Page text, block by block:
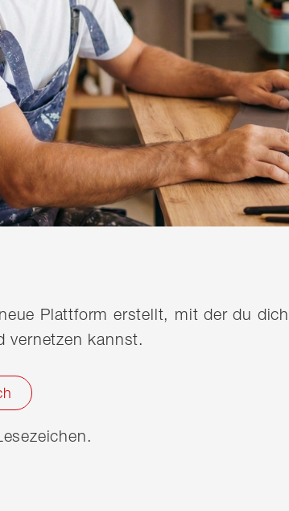
Plattform erstellt, mit der du
vernetzen kannst.